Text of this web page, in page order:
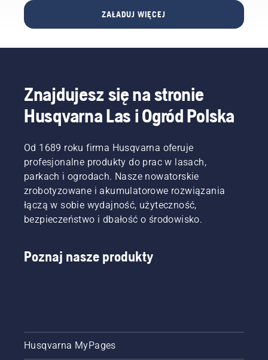
wdrażania
pomoże
robota
koszącego
Automower®
z
Husqvarna
EPOS®.
zmniejsza
zmęczenie
użytkowania,
ZAŁADUJ WIĘCEJ
Znajdujesz się na stronie
Husqvarna Las i Ogród Polska
Od 1689 roku firma Husqvarna oferuje
profesjonalne produkty do prac w lasach,
parkach i ogrodach. Nasze nowatorskie
zrobotyzowane i akumulatorowe rozwiązania
łączą w sobie wydajność, użyteczność,
bezpieczeństwo i dbałość o środowisko.
Poznaj nasze produkty
Husqvarna MyPages